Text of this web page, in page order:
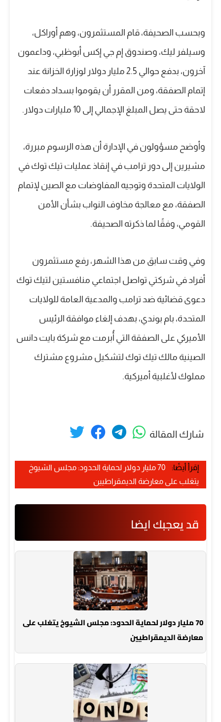
وبحسب الصحيفة، قام المستثمرون، وهم أوراكل،
وسيلفر ليك، وصندوق إم جي إكس أبوظبي، وداعمون
آخرون، بدفع حوالي 2.5 مليار دولار لوزارة الخزانة عند
إتمام الصفقة، ومن المقرر أن يقوموا بسداد دفعات
لاحقة حتى يصل المبلغ الإجمالي إلى 10 مليارات دولار.
وأوضح مسؤولون في الإدارة أن هذه الرسوم مبررة،
مشيرين إلى دور ترامب في إنقاذ عمليات تيك توك في
الولايات المتحدة وتوجيه المفاوضات مع الصين لإتمام
الصفقة، مع معالجة مخاوف النواب بشأن الأمن
القومي، وفقًا لما ذكرته الصحيفة.
وفي وقت سابق من هذا الشهر، رفع مستثمرون
أفراد في شركتي تواصل اجتماعي منافستين لتيك توك
دعوى قضائية ضد ترامب والمدعية العامة للولايات
المتحدة، بام بوندي، بهدف إلغاء موافقة الرئيس
الأميركي على الصفقة التي أُبرمت مع شركة بايت دانس
الصينية مالك تيك توك لتشكيل مشروع مشترك
مملوك لأغلبية أميركية.
شارك المقالة
إقرأ أيضًا:
70 مليار دولار لحماية الحدود: مجلس الشيوخ
يتغلب على معارضة الديمقراطيين
قد يعجبك ايضا
70 مليار دولار لحماية الحدود: مجلس الشيوخ يتغلب على
معارضة الديمقراطيين